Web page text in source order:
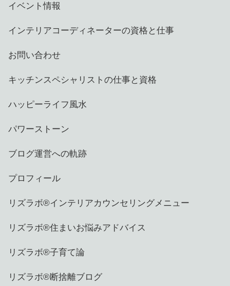
イベント情報
インテリアコーディネーターの資格と仕事
お問い合わせ
キッチンスペシャリストの仕事と資格
ハッピーライフ風水
パワーストーン
ブログ運営への軌跡
プロフィール
リズラボ®️インテリアカウンセリングメニュー
リズラボ®️住まいお悩みアドバイス
リズラボ®️子育て論
リズラボ®️断捨離ブログ